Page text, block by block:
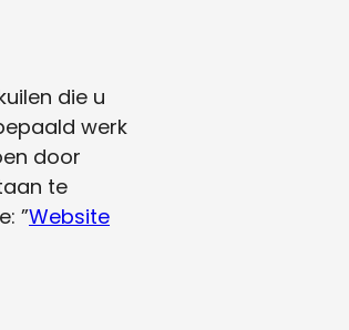
die u
werk
door
te
”Website